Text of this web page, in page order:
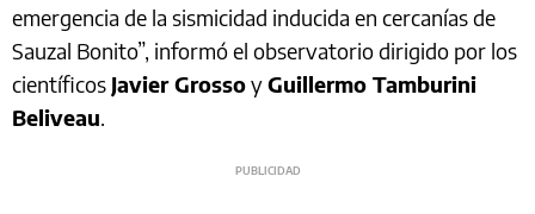
emergencia de la sismicidad inducida en cercanías de
Sauzal Bonito”, informó el observatorio dirigido por los
científicos Javier GrossoyGuillermo Tamburini
Beliveau.